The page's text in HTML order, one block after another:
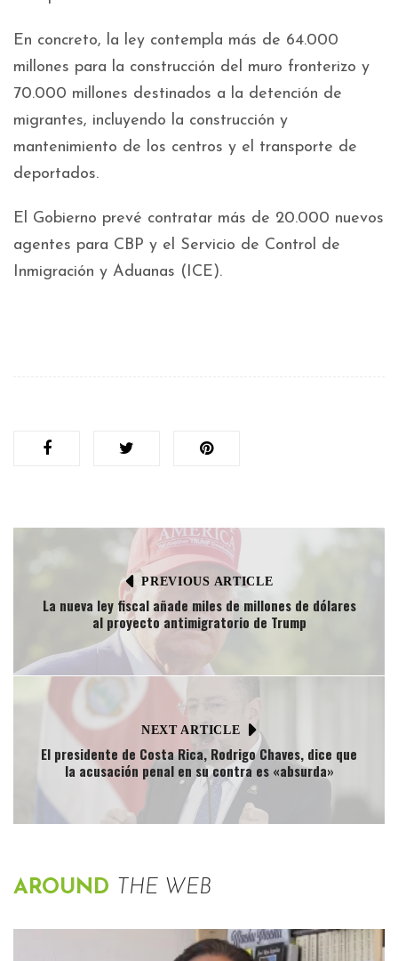
En concreto, la ley contempla más de 64.000
millones para la construcción del muro fronterizo y
70.000 millones destinados a la detención de
migrantes, incluyendo la construcción y
mantenimiento de los centros y el transporte de
deportados.
El Gobierno prevé contratar más de 20.000 nuevos
agentes para CBP y el Servicio de Control de
Inmigración y Aduanas (ICE).
PREVIOUS ARTICLE
La nueva ley fiscal añade miles de millones de dólares
al proyecto antimigratorio de Trump
NEXT ARTICLE
El presidente de Costa Rica, Rodrigo Chaves, dice que
la acusación penal en su contra es «absurda»
AROUND THE WEB